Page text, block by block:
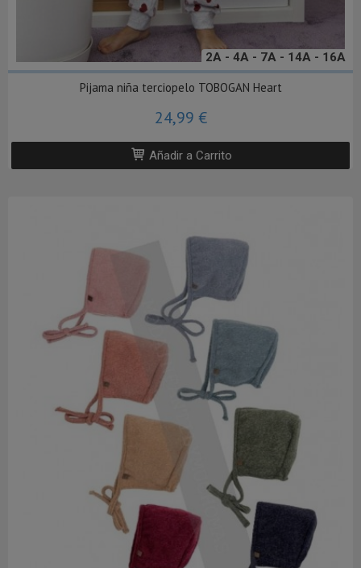
2A - 4A - 7A - 14A - 16A
Pijama niña terciopelo TOBOGAN Heart
24,99 €
Añadir a Carrito